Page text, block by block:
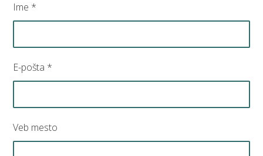
Ime *
E-pošta *
Veb mesto